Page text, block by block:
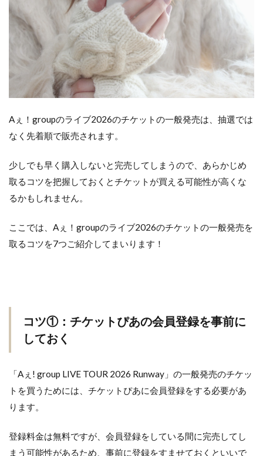
Aぇ！groupのライブ2026のチケットの一般発売は、抽選では
なく先着順で販売されます。
少しでも早く購入しないと完売してしまうので、あらかじめ
取るコツを把握しておくとチケットが買える可能性が高くな
るかもしれません。
ここでは、Aぇ！groupのライブ2026のチケットの一般発売を
取るコツを7つご紹介してまいります！
コツ①：チケットぴあの会員登録を事前に
しておく
「Aぇ! group LIVE TOUR 2026 Runway」の一般発売のチケッ
トを買うためには、チケットぴあに会員登録をする必要があ
ります。
登録料金は無料ですが、会員登録をしている間に完売してし
まう可能性があるため、事前に登録をすませておくといいで